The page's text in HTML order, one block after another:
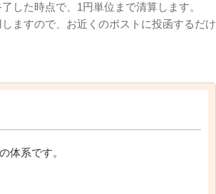
した時点で、1円単位まで清算します。
ますので、お近くのポストに投函するだけ
体系です。